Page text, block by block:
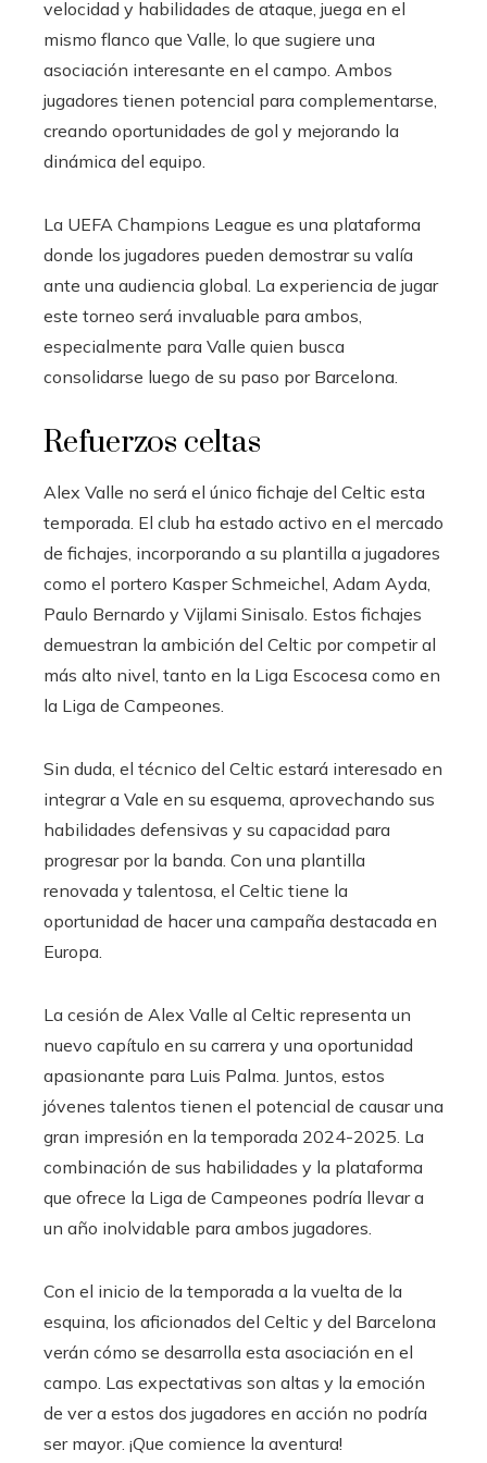
velocidad y habilidades de ataque, juega en el
mismo flanco que Valle, lo que sugiere una
asociación interesante en el campo. Ambos
jugadores tienen potencial para complementarse,
creando oportunidades de gol y mejorando la
dinámica del equipo.
La UEFA Champions League es una plataforma
donde los jugadores pueden demostrar su valía
ante una audiencia global. La experiencia de jugar
este torneo será invaluable para ambos,
especialmente para Valle quien busca
consolidarse luego de su paso por Barcelona.
Refuerzos celtas
Alex Valle no será el único fichaje del Celtic esta
temporada. El club ha estado activo en el mercado
de fichajes, incorporando a su plantilla a jugadores
como el portero Kasper Schmeichel, Adam Ayda,
Paulo Bernardo y Vijlami Sinisalo. Estos fichajes
demuestran la ambición del Celtic por competir al
más alto nivel, tanto en la Liga Escocesa como en
la Liga de Campeones.
Sin duda, el técnico del Celtic estará interesado en
integrar a Vale en su esquema, aprovechando sus
habilidades defensivas y su capacidad para
progresar por la banda. Con una plantilla
renovada y talentosa, el Celtic tiene la
oportunidad de hacer una campaña destacada en
Europa.
La cesión de Alex Valle al Celtic representa un
nuevo capítulo en su carrera y una oportunidad
apasionante para Luis Palma. Juntos, estos
jóvenes talentos tienen el potencial de causar una
gran impresión en la temporada 2024-2025. La
combinación de sus habilidades y la plataforma
que ofrece la Liga de Campeones podría llevar a
un año inolvidable para ambos jugadores.
Con el inicio de la temporada a la vuelta de la
esquina, los aficionados del Celtic y del Barcelona
verán cómo se desarrolla esta asociación en el
campo. Las expectativas son altas y la emoción
de ver a estos dos jugadores en acción no podría
ser mayor. ¡Que comience la aventura!